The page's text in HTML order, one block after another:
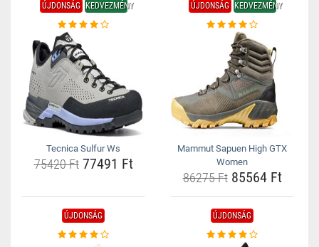
ÚJDONSÁG KEDVEZMÉNY
Tecnica Sulfur Ws
75420 Ft77491 Ft
ÚJDONSÁG KEDVEZMÉNY
Mammut Sapuen High GTX
Women
86275 Ft85564 Ft
ÚJDONSÁG ÚJDONSÁG